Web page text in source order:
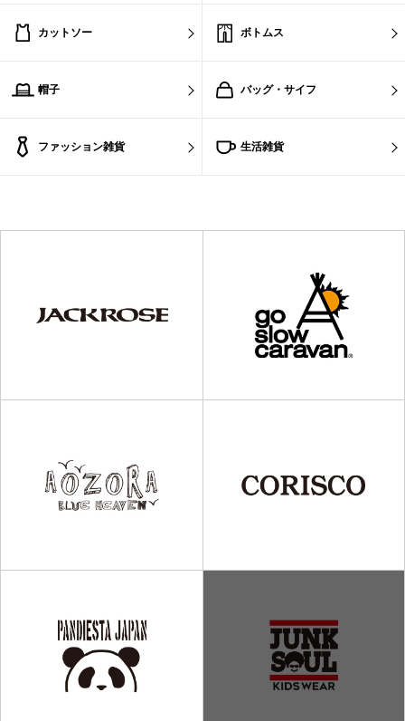
カットソー ボトムス
帽子 バッグ・サイフ
ファッション雑貨 生活雑貨